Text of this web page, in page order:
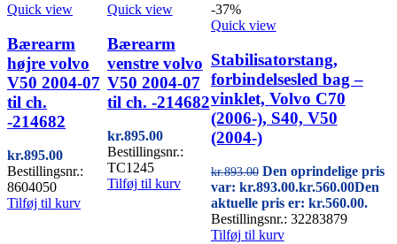
Quick view
Bærearm
højre volvo
V50 2004-07
til ch.
-214682
kr.895.00
Bestillingsnr.:
8604050
Tilføj til kurv
Quick view
Bærearm
venstre volvo
V50 2004-07
til ch. -214682
kr.895.00
Bestillingsnr.:
TC1245
Tilføj til kurv
-37%
Quick view
Stabilisatorstang,
forbindelsesled bag –
vinklet, Volvo C70
(2006-), S40, V50
(2004-)
kr.893.00 Den oprindelige pris
var: kr.893.00.kr.560.00Den
aktuelle pris er: kr.560.00.
Bestillingsnr.: 32283879
Tilføj til kurv